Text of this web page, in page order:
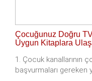
Çocuğunuz Doğru
Uygun Kitaplara
1. Çocuk kanallarının
başvurmaları